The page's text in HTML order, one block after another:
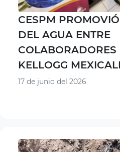
CESPM
DEL AGUA ENTRE
KELLOGG MEXICALI
17 de junio del 2026